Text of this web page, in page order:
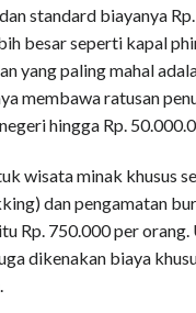
standard biayanya
besar seperti kapal
yang paling mahal
membawa ratusan
hingga Rp.
wisata minak khusus
dan pengamatan
Rp. 750.000 per orang.
dikenakan biaya